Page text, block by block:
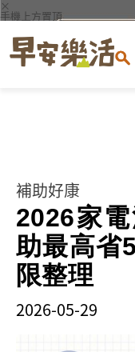
×
手機上方置頂
補助好康
2026家
助最高省
限整理
2026-05-29